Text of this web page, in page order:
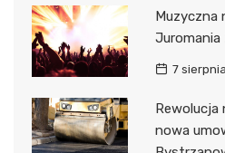
Muzyczna
Juromania
7
Rewolucja
nowa